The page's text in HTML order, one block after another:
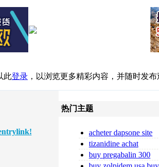
此登录 ，以浏览更多精彩内容，并随时发布
热门主题
acheter dapsone site
fiabletizanidine achat
tizanidine sans
buy pregabalin 300